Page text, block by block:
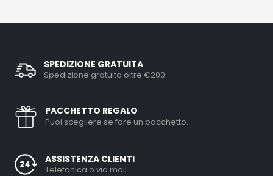
SPEDIZIONE GRATUITA
Spedizione gratuita oltre €200
PACCHETTO REGALO
Puoi scegliere se fare un pacchetto.
ASSISTENZA CLIENTI
Telefonica o via mail.